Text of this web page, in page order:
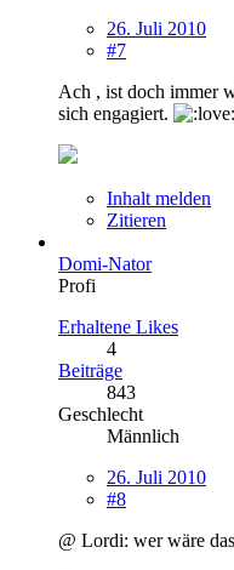
26. Juli 2010
#7
Ach , ist doch immer
sich engagiert.
Inhalt melden
Zitieren
Domi-Nator
Profi
Erhaltene Likes
4
Beiträge
843
Geschlecht
Männlich
26. Juli 2010
#8
@ Lordi: wer wäre